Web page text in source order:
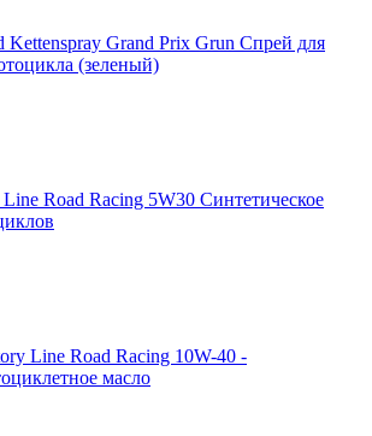
Grand Prix Grun Спрей для
(зеленый)
Road Racing 5W30 Синтетическое
Line Road Racing 10W-40 -
масло